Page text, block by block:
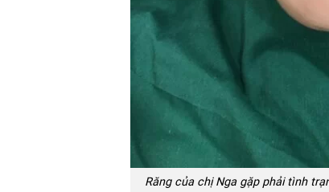
Răng của chị Nga gặp phải tình